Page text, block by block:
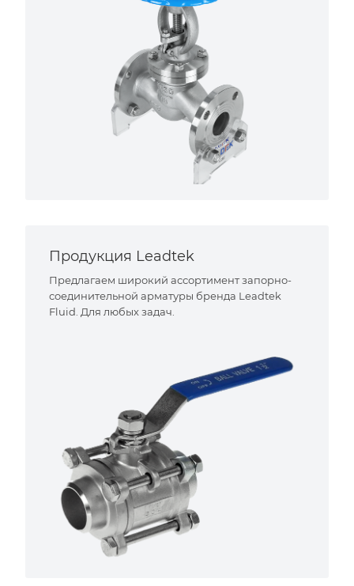
Продукция Leadtek
Предлагаем широкий ассортимент запорно-
соединительной арматуры бренда Leadtek
Fluid. Для любых задач.